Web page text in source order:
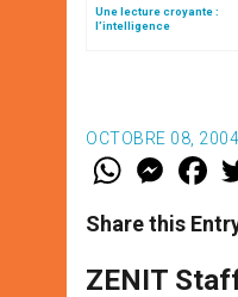
Une lecture croyante :
l’intelligence
OCTOBRE 08,
W
t
s
p
M
e
s
e
g
F
a
e
b
o
Share this
ZENIT